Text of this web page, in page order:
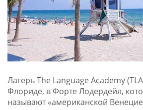
Лагерь The Language Academy
Флориде, в Форте Лодердейл,
называют «американской